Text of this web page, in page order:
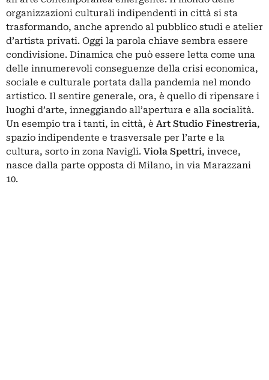
organizzazioni culturali indipendenti in città si sta
trasformando, anche aprendo al pubblico studi e atelier
d’artista privati. Oggi la parola chiave sembra essere
condivisione. Dinamica che può essere letta come una
delle innumerevoli conseguenze della crisi economica,
sociale e culturale portata dalla pandemia nel mondo
artistico. Il sentire generale, ora, è quello di ripensare i
luoghi d’arte, inneggiando all’apertura e alla socialità.
Un esempio tra i tanti, in città, è Art Studio Finestreria,
spazio indipendente e trasversale per l’arte e la
cultura, sorto in zona Navigli. Viola Spettri, invece,
nasce dalla parte opposta di Milano, in via Marazzani
10.